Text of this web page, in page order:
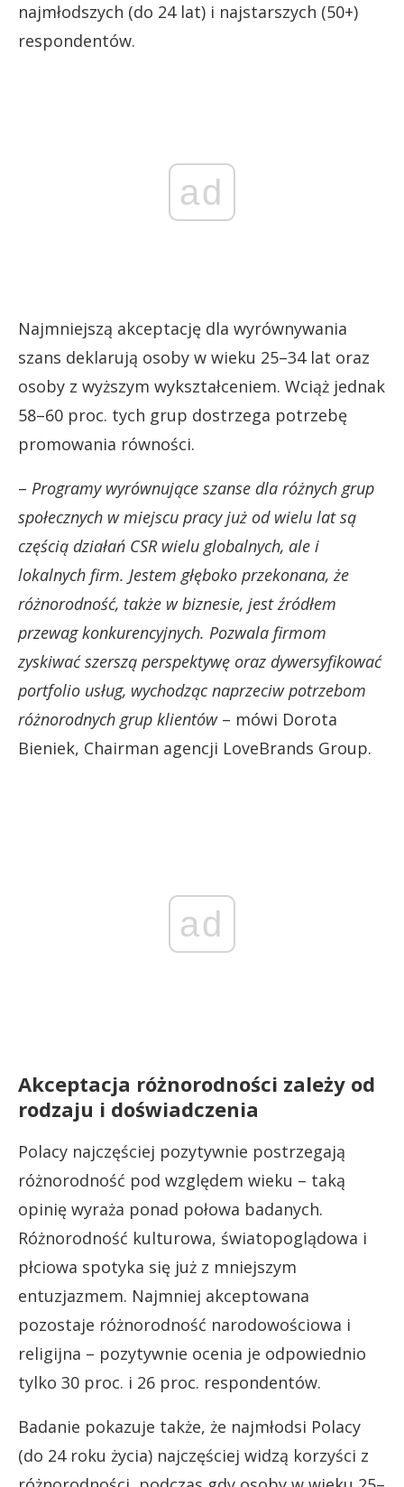
najmłodszych (do 24 lat) i najstarszych (50+)
respondentów.
ad
Najmniejszą akceptację dla wyrównywania
szans deklarują osoby w wieku 25–34 lat oraz
osoby z wyższym wykształceniem. Wciąż jednak
58–60 proc. tych grup dostrzega potrzebę
promowania równości.
– Programy wyrównujące szanse dla różnych grup
społecznych w miejscu pracy już od wielu lat są
częścią działań CSR wielu globalnych, ale i
lokalnych firm. Jestem głęboko przekonana, że
różnorodność, także w biznesie, jest źródłem
przewag konkurencyjnych. Pozwala firmom
zyskiwać szerszą perspektywę oraz dywersyfikować
portfolio usług, wychodząc naprzeciw potrzebom
różnorodnych grup klientów– mówi Dorota
Bieniek, Chairman agencji LoveBrands Group.
ad
Akceptacja różnorodności zależy od
rodzaju i doświadczenia
Polacy najczęściej pozytywnie postrzegają
różnorodność pod względem wieku – taką
opinię wyraża ponad połowa badanych.
Różnorodność kulturowa, światopoglądowa i
płciowa spotyka się już z mniejszym
entuzjazmem. Najmniej akceptowana
pozostaje różnorodność narodowościowa i
religijna – pozytywnie ocenia je odpowiednio
tylko 30 proc. i 26 proc. respondentów.
Badanie pokazuje także, że najmłodsi Polacy
(do 24 roku życia) najczęściej widzą korzyści z